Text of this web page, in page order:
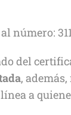
número: 311
del
,
a